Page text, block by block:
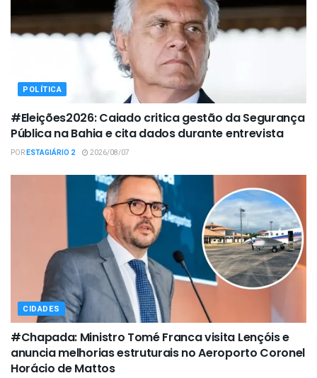
POLÍTICA
#Eleições2026: Caiado critica gestão da Segurança
Pública na Bahia e cita dados durante entrevista
PORESTAGIÁRIO 2 2026/08/07
CIDADES
#Chapada: Ministro Tomé Franca visita Lençóis e
anuncia melhorias estruturais no Aeroporto Coronel
Horácio de Mattos